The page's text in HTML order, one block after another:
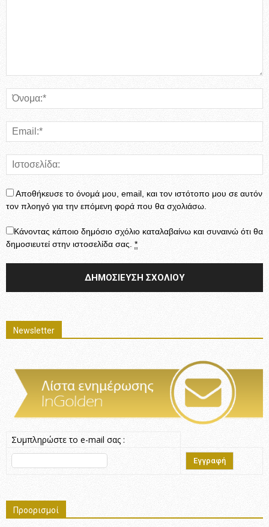
Αποθήκευσε το όνομά μου, email, και τον ιστότοπο μου σε αυτόν
τον πλοηγό για την επόμενη φορά που θα σχολιάσω.
Κάνοντας κάποιο δημόσιο σχόλιο καταλαβαίνω και συναινώ ότι θα
δημοσιευτεί στην ιστοσελίδα σας. *
Newsletter
Συμπληρώστε το e-mail σας :
Προορισμοί